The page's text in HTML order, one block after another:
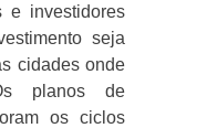
e investidores
seja
cidades onde
planos de
os ciclos